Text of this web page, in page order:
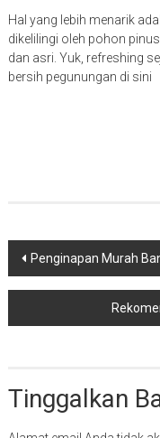
Hal yang lebih menarik
dikelilingi oleh pohon
dan asri. Yuk, refreshing
bersih pegunungan di sini
Navigasi
pos
Penginapan Murah
Tinggalkan